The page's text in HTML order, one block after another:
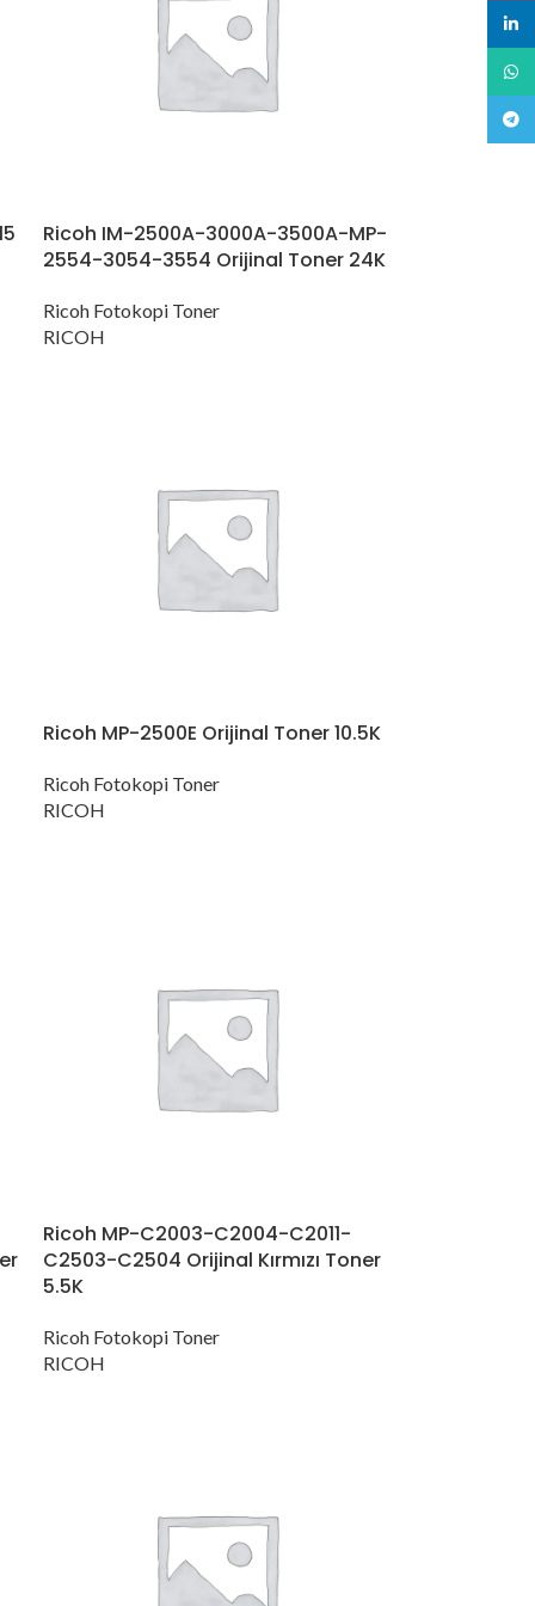
Ricoh IM-2500A-3000A-3500A-MP-
2554-3054-3554 Orijinal Toner 24K
Ricoh Fotokopi Toner
RICOH
Ricoh MP-2500E Orijinal Toner 10.5K
Ricoh Fotokopi Toner
RICOH
Ricoh MP-C2003-C2004-C2011-
C2503-C2504 Orijinal Kırmızı Toner
5.5K
Ricoh Fotokopi Toner
RICOH